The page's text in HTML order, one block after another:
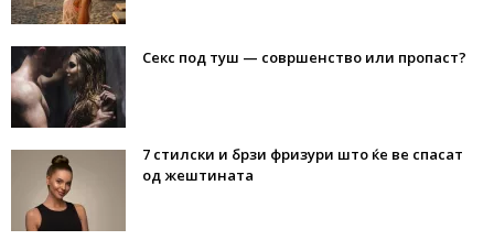
Секс под туш — совршенство или пропаст?
7 стилски и брзи фризури што ќе ве спасат
од жештината